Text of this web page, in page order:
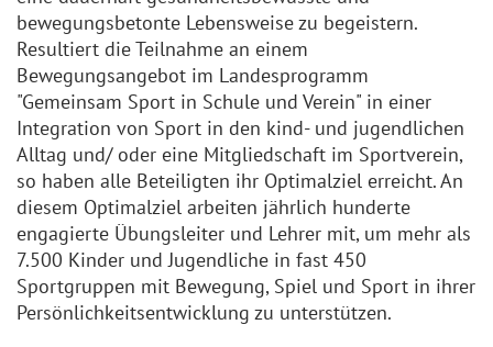
bewegungsbetonte Lebensweise zu begeistern.
Resultiert die Teilnahme an einem
Bewegungsangebot im Landesprogramm
"Gemeinsam Sport in Schule und Verein" in einer
Integration von Sport in den kind- und jugendlichen
Alltag und/ oder eine Mitgliedschaft im Sportverein,
so haben alle Beteiligten ihr Optimalziel erreicht. An
diesem Optimalziel arbeiten jährlich hunderte
engagierte Übungsleiter und Lehrer mit, um mehr als
7.500 Kinder und Jugendliche in fast 450
Sportgruppen mit Bewegung, Spiel und Sport in ihrer
Persönlichkeitsentwicklung zu unterstützen.